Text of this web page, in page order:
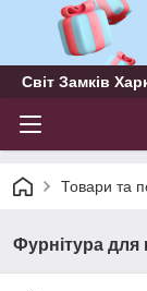
Світ Замків
Товари та
Фурнітура для